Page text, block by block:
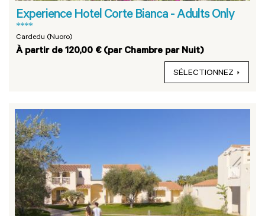
Experience Hotel Corte Bianca - Adults Only
****
Cardedu (Nuoro)
À partir de 120,00 € (par Chambre par Nuit)
SÉLECTIONNEZ